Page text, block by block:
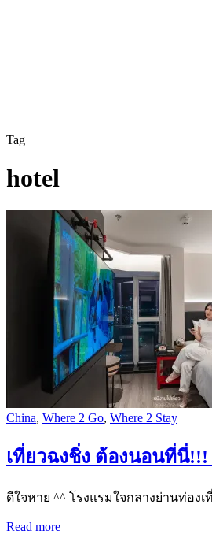
Tag
hotel
China, Where 2 Go, Where 2 Stay
เที่ยวฉงชิ่ง ต้องนอนที่นี่!!!
ดีใจหาย ^^ โรงแรมใจกลางย่านท่อง
Read more